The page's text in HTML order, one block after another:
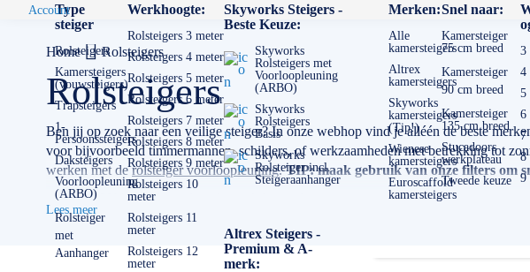
Type
steiger
Rolsteigers
Kamersteigers
(vouwsteigers)
Trapsteigers
1-
Persoonssteigers
Daksteigers
Voorloopleuning
(ARBO)
Rolsteiger
met
Aanhanger
Werkhoogte:
Rolsteigers 3 meter
Rolsteigers 4 meter
Rolsteigers 5 meter
Rolsteigers 6 meter
Rolsteigers 7 meter
Rolsteigers 8 meter
Rolsteigers 9 meter
Rolsteigers 10
meter
Rolsteigers 11
meter
Rolsteigers 12
meter
Skyworks Steigers -
Beste Keuze:
Skyworks
Rolsteigers met
Voorloopleuning
(ARBO)
Skyworks
Rolsteigers
Basis
Skyworks
Rolsteiger incl.
Steigeraanhanger
Altrex Steigers -
Premium & A-
merk:
Merken:
Alle
kamersteigers
Altrex
kamersteigers
Skyworks
kamersteigers
(Tip!)
Wienese
kamersteigers
Euroscaffold
kamersteigers
Snel naar:
Kamersteiger
75 cm breed
Kamersteiger
90 cm breed
Kamersteiger
135 cm breed
Stucadoors
werkplateau
Tweede keuze
3
4
5
6
7
8
9
Account
Home Rolsteigers
Rolsteigers
Ben jij op zoek naar een veilige steiger? In onze webhop vind je alléén de beste
voor bijvoorbeeld timmermannen, schilders, of werkzaamheden met betrekking tot
werken met derolsteiger voorloopleuning.TIP: maak gebruik van onze filters om
✅Voor 12U besteld = volgende werkdag op locatie
✅Vrijblijvende offerteop maat
✅ Contact:
0511- 40 25 64 mail
Lees meer